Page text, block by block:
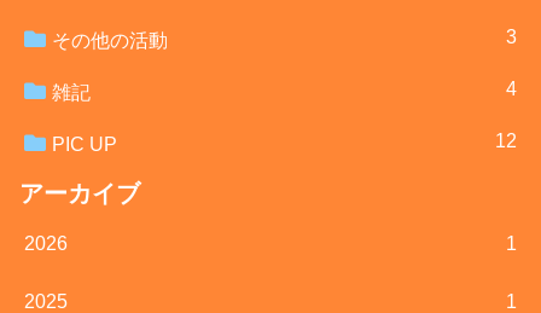
その他の活動 3
雑記 4
PIC UP 12
アーカイブ
2026 1
2025 1